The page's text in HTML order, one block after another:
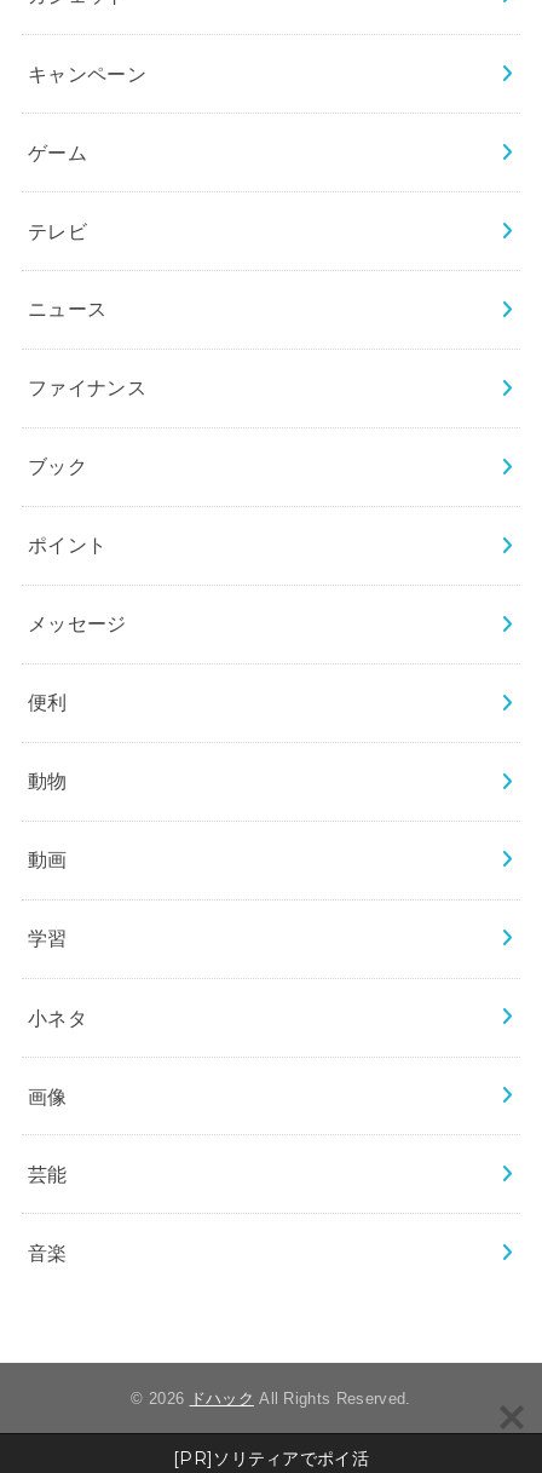
キャンペーン
ゲーム
テレビ
ニュース
ファイナンス
ブック
ポイント
メッセージ
便利
動物
動画
学習
小ネタ
画像
芸能
音楽
© 2026 ドハック All Rights Reserved.
[PR]ソリティアでポイ活